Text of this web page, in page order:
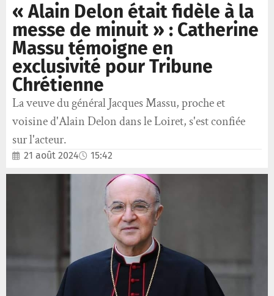
« Alain Delon était fidèle à la
messe de minuit » : Catherine
Massu témoigne en
exclusivité pour Tribune
Chrétienne
La veuve du général Jacques Massu, proche et
voisine d'Alain Delon dans le Loiret, s'est confiée
sur l'acteur.
21 août 2024 15:42